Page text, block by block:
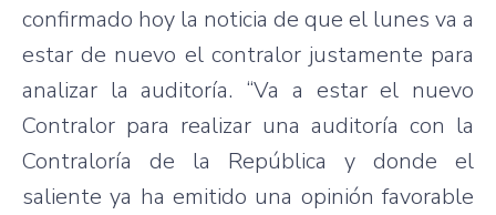
confirmado hoy la noticia de que el lunes va a
estar de nuevo el contralor justamente para
analizar la auditoría. “Va a estar el nuevo
Contralor para realizar una auditoría con la
Contraloría de la República y donde el
saliente ya ha emitido una opinión favorable